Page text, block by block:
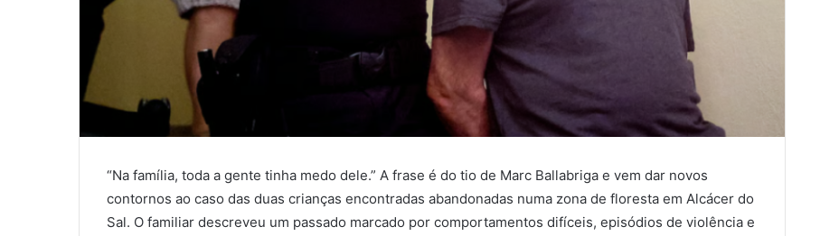
“Na família, toda a gente tinha medo dele.” A frase é do tio de Marc Ballabriga e vem dar novos
contornos ao caso das duas crianças encontradas abandonadas numa zona de floresta em Alcácer do
Sal. O familiar descreveu um passado marcado por comportamentos difíceis, episódios de violência e